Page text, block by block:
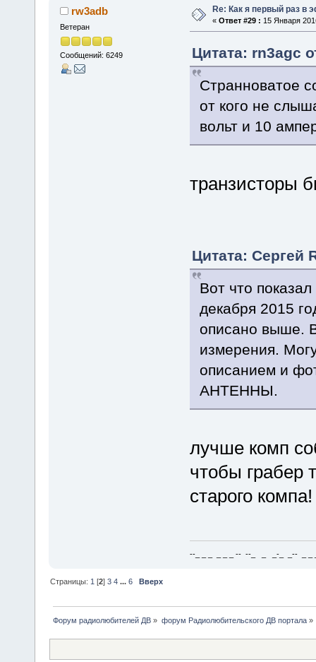
rw3adb
Ветеран
Сообщений: 6249
Re: Как я первый раз в
« Ответ #29 : 15 Января
Цитата: rn3agc
Странноватое
от кого не
вольт и 10
транзисторы
Цитата: Сергей
Вот что
декабря 2015
описано выше.
измерения.
описанием и
АНТЕННЫ.
лучше комп
чтобы грабер
старого компа!
--_ _ _ _ _ _ -- --_ _ _-_ _-- _ _
Страницы: 1 [2]3 4 ...6 Вверх
Форум радиолюбителей ДВ » форум Радиолюбительского ДВ портала»